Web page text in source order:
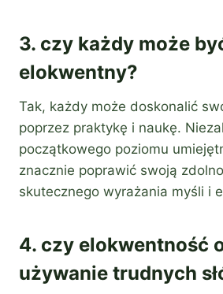
3. czy każdy może
elokwentny?
Tak, każdy może doskonalić
poprzez praktykę i naukę.
początkowego poziomu
znacznie poprawić swoją
skutecznego wyrażania myśli i
4. czy elokwentność
używanie trudnych